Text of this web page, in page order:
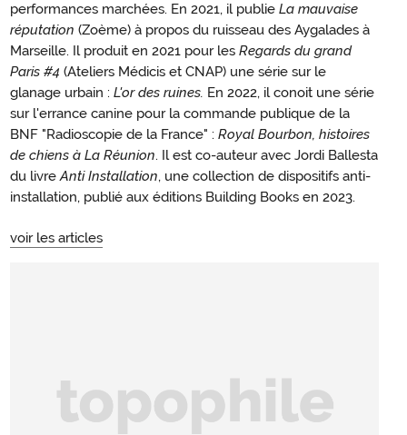
performances marchées. En 2021, il publie La mauvaise
réputation (Zoème) à propos du ruisseau des Aygalades à
Marseille. Il produit en 2021 pour les Regards du grand
Paris #4 (Ateliers Médicis et CNAP) une série sur le
glanage urbain : L'or des ruines. En 2022, il conoit une série
sur l'errance canine pour la commande publique de la
BNF "Radioscopie de la France" : Royal Bourbon, histoires
de chiens à La Réunion. Il est co-auteur avec Jordi Ballesta
du livreAnti Installation, une collection de dispositifs anti-
installation, publié aux éditions Building Books en 2023.
voir les articles